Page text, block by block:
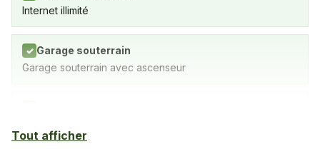
Internet illimité
✓ Garage souterrain
Garage souterrain avec ascenseur
Tout afficher